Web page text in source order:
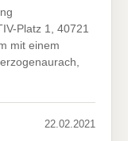
Platz 1, 40721
mit einem
22.02.2021